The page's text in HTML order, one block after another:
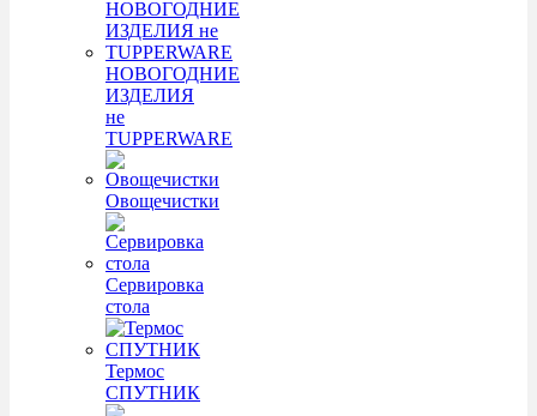
НОВОГОДНИЕ
ИЗДЕЛИЯ
не
TUPPERWARE
Овощечистки
Сервировка
стола
Термос
СПУТНИК